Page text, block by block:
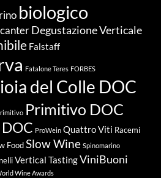
biologico
Degustazione Verticale
Falstaff
Fatalone Teres FORBES
del Colle DOC
Primitivo DOC
ProWein Quattro Viti Racemi
FoodSlow Wine Spinomarino
Vertical TastingViniBuoni
Wine Awards